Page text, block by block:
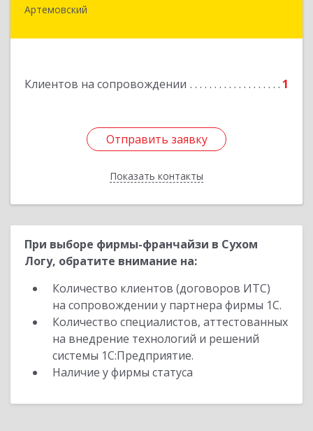
Артемовский
Клиентов на сопровождении 1
Отправить заявку
Показать контакты
623780, Свердловская обл, Артемовский г,
Отправить заявку
Назад
При выборе фирмы-франчайзи в Сухом
Логу, обратите внимание на:
Количество клиентов (договоров ИТС)
на сопровождении у партнера фирмы 1С.
Количество специалистов, аттестованных
на внедрение технологий и решений
системы 1С:Предприятие.
Наличие у фирмы статуса